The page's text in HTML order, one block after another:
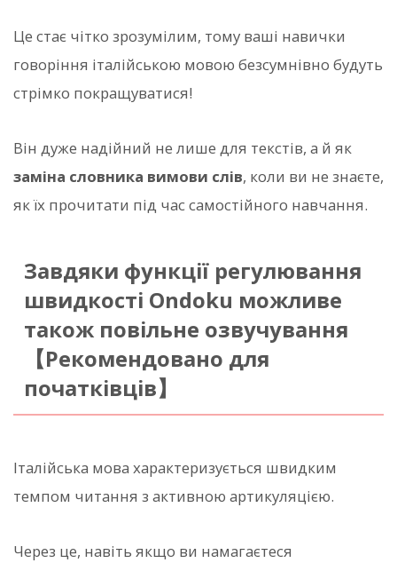
Це стає чітко зрозумілим, тому ваші навички
говоріння італійською мовою безсумнівно будуть
стрімко покращуватися!
Він дуже надійний не лише для текстів, а й як
заміна словника вимови слів, коли ви не знаєте,
як їх прочитати під час самостійного навчання.
Завдяки функції регулювання
швидкості Ondoku можливе
також повільне озвучування
【Рекомендовано для
початківців】
Італійська мова характеризується швидким
темпом читання з активною артикуляцією.
Через це, навіть якщо ви намагаєтеся